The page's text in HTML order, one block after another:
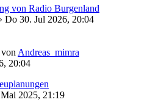
von Radio Burgenland
Do 30. Jul 2026, 20:04
von Andreas_mimra
20:04
2025, 21:19